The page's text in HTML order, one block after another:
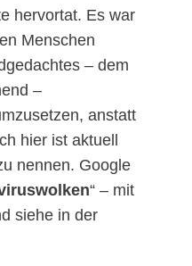
hervortat. Es war
Menschen
– dem
–
anstatt
hier ist aktuell
nennen. Google
“ – mit
siehe in der